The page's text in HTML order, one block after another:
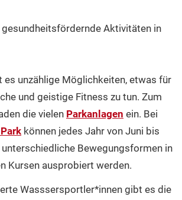
Aktivitäten in
es unzählige Möglichkeiten, etwas für
und geistige Fitness zu tun. Zum
die vielen Parkanlagen ein. Bei
können jedes Jahr von Juni bis
Bewegungsformen in
Kursen ausprobiert werden.
Wasssersportler*innen gibt es die